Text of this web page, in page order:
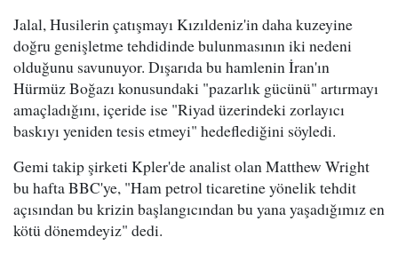
Jalal, Husilerin çatışmayı Kızıldeniz'in daha kuzeyine
doğru genişletme tehdidinde bulunmasının iki nedeni
olduğunu savunuyor. Dışarıda bu hamlenin İran'ın
Hürmüz Boğazı konusundaki "pazarlık gücünü" artırmayı
amaçladığını, içeride ise "Riyad üzerindeki zorlayıcı
baskıyı yeniden tesis etmeyi" hedeflediğini söyledi.
Gemi takip şirketi Kpler'de analist olan Matthew Wright
bu hafta BBC'ye, "Ham petrol ticaretine yönelik tehdit
açısından bu krizin başlangıcından bu yana yaşadığımız en
kötü dönemdeyiz" dedi.